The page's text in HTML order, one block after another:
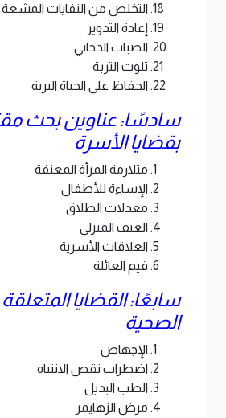
التخلص من النفايات المشعة
إعادة التدوير
الضباب الدخاني
تلوث التربة
الحفاظ على الحياة البرية
سادسًا: عناوين بحث
بقضايا الأسرة
متلازمة المرأة المعنفة
الإساءة للأطفال
معدلات الطلاق
العنف المنزلي
العلاقات الأسرية
قيم العائلة
سابعًا: القضايا
الصحية
الإجهاض
اضطراب نقص الانتباه
الطب البديل
مرض الزهايمر